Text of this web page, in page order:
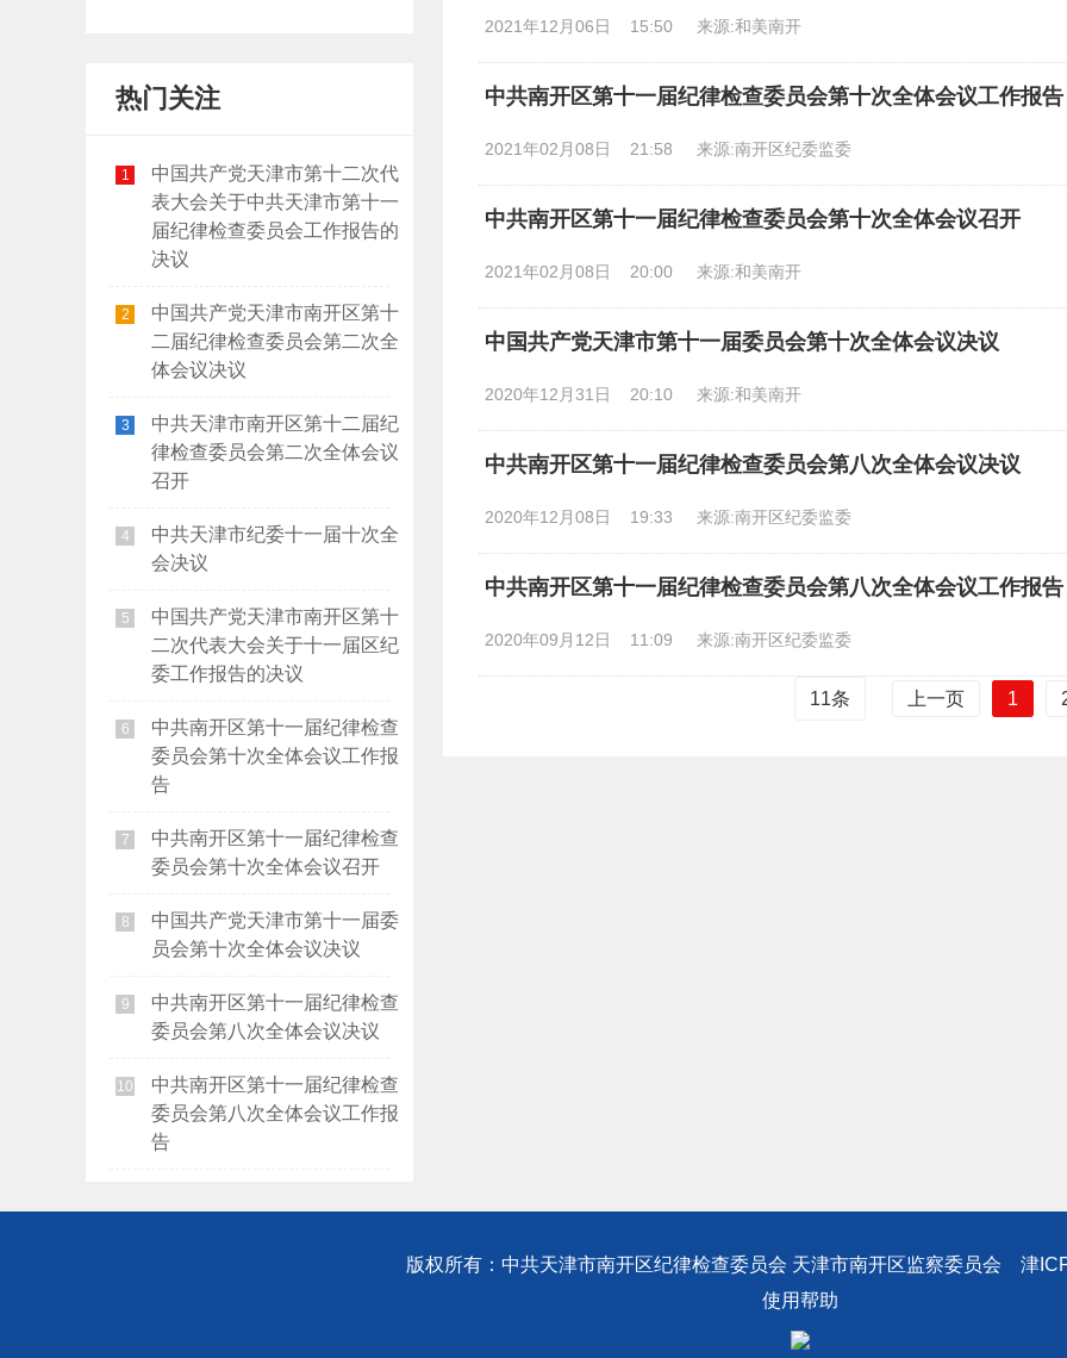
热门关注
1
中国共产党天津市第十二次代
表大会关于中共天津市第十一
届纪律检查委员会工作报告的
决议
2
中国共产党天津市南开区第十
二届纪律检查委员会第二次全
体会议决议
3
中共天津市南开区第十二届纪
律检查委员会第二次全体会议
召开
4
中共天津市纪委十一届十次全
会决议
5
中国共产党天津市南开区第十
二次代表大会关于十一届区纪
委工作报告的决议
6
中共南开区第十一届纪律检查
委员会第十次全体会议工作报
告
7
中共南开区第十一届纪律检查
委员会第十次全体会议召开
8
中国共产党天津市第十一届委
员会第十次全体会议决议
9
中共南开区第十一届纪律检查
委员会第八次全体会议决议
10
中共南开区第十一届纪律检查
委员会第八次全体会议工作报
告
2021年12月06日 15:50 来源:和美南开
中共南开区第十一届纪律检查委员会第十次全体会议工作报告
2021年02月08日 21:58 来源:南开区纪委监委
中共南开区第十一届纪律检查委员会第十次全体会议召开
2021年02月08日 20:00 来源:和美南开
中国共产党天津市第十一届委员会第十次全体会议决议
2020年12月31日 20:10 来源:和美南开
中共南开区第十一届纪律检查委员会第八次全体会议决议
2020年12月08日 19:33 来源:南开区纪委监委
中共南开区第十一届纪律检查委员会第八次全体会议工作报告
2020年09月12日 11:09 来源:南开区纪委监委
11条 上一页 1
版权所有：中共天津市南开区纪律检查委员会 天津市南开区监察委员会 津
使用帮助